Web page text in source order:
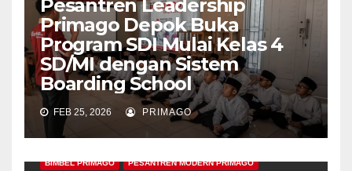
Pesantren Leadership
Primago Depok Buka
Program SDI Mulai Kelas 4
SD/MI dengan Sistem
Boarding School
FEB 25, 2026 PRIMAGO
BIMBEL PRIMAGO PESANTREN MODERN PRIMAGO